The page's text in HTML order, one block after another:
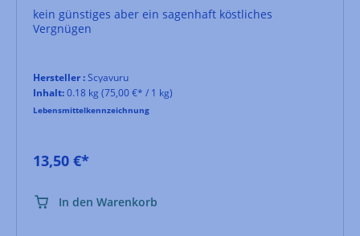
kein günstiges aber ein sagenhaft köstliches
Vergnügen
Hersteller :Scyavuru
Inhalt:0.18 kg (75,00 €* / 1 kg)
Lebensmittelkennzeichnung
13,50 €*
In den Warenkorb